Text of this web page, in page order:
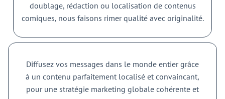
doublage, rédaction ou localisation de contenus
comiques, nous faisons rimer qualité avec originalité.
Diffusez vos messages dans le monde entier grâce
à un contenu parfaitement localisé et convaincant,
pour une stratégie marketing globale cohérente et